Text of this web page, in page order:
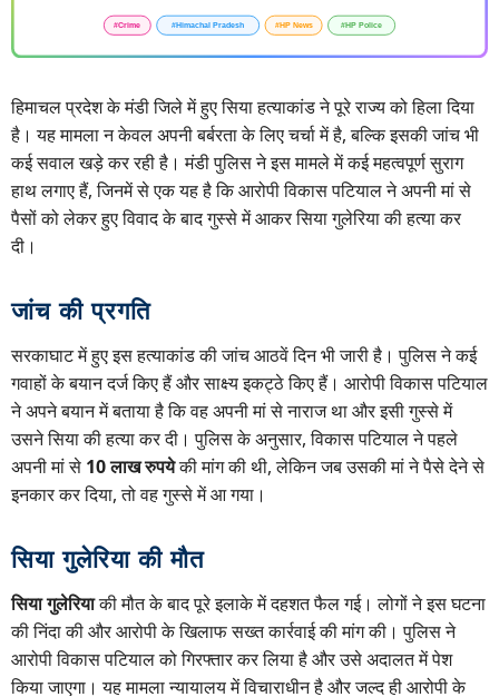
हिमाचल प्रदेश के मंडी जिले में हुए सिया हत्याकांड ने पूरे राज्य को हिला दिया
है। यह मामला न केवल अपनी बर्बरता के लिए चर्चा में है, बल्कि इसकी जांच भी
कई सवाल खड़े कर रही है। मंडी पुलिस ने इस मामले में कई महत्वपूर्ण सुराग
हाथ लगाए हैं, जिनमें से एक यह है कि आरोपी विकास पटियाल ने अपनी मां से
पैसों को लेकर हुए विवाद के बाद गुस्से में आकर सिया गुलेरिया की हत्या कर
दी।
जांच की प्रगति
सरकाघाट में हुए इस हत्याकांड की जांच आठवें दिन भी जारी है। पुलिस ने कई
गवाहों के बयान दर्ज किए हैं और साक्ष्य इकट्ठे किए हैं। आरोपी विकास पटियाल
ने अपने बयान में बताया है कि वह अपनी मां से नाराज था और इसी गुस्से में
उसने सिया की हत्या कर दी। पुलिस के अनुसार, विकास पटियाल ने पहले
अपनी मां से 10 लाख रुपयेकी मांग की थी, लेकिन जब उसकी मां ने पैसे देने से
इनकार कर दिया, तो वह गुस्से में आ गया।
सिया गुलेरिया की मौत
सिया गुलेरियाकी मौत के बाद पूरे इलाके में दहशत फैल गई। लोगों ने इस घटना
की निंदा की और आरोपी के खिलाफ सख्त कार्रवाई की मांग की। पुलिस ने
आरोपी विकास पटियाल को गिरफ्तार कर लिया है और उसे अदालत में पेश
किया जाएगा। यह मामला न्यायालय में विचाराधीन है और जल्द ही आरोपी के